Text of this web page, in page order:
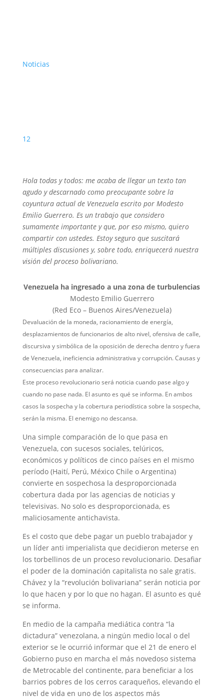
Noticias
12
Hola todas y todos: me acaba de llegar un texto tan
agudo y descarnado como preocupante sobre la
coyuntura actual de Venezuela escrito por Modesto
Emilio Guerrero. Es un trabajo que considero
sumamente importante y que, por eso mismo, quiero
compartir con ustedes. Estoy seguro que suscitará
múltiples discusiones y, sobre todo, enriquecerá nuestra
visión del proceso bolivariano.
Venezuela ha ingresado a una zona de turbulencias
Modesto Emilio Guerrero
(Red Eco – Buenos Aires/Venezuela)
Devaluación de la moneda, racionamiento de energía,
desplazamientos de funcionarios de alto nivel, ofensiva de calle,
discursiva y simbólica de la oposición de derecha dentro y fuera
de Venezuela, ineficiencia administrativa y corrupción. Causas y
consecuencias para analizar.
Este proceso revolucionario será noticia cuando pase algo y
cuando no pase nada. El asunto es qué se informa. En ambos
casos la sospecha y la cobertura periodística sobre la sospecha,
serán la misma. El enemigo no descansa.
Una simple comparación de lo que pasa en
Venezuela, con sucesos sociales, telúricos,
económicos y políticos de cinco países en el mismo
período (Haití, Perú, México Chile o Argentina)
convierte en sospechosa la desproporcionada
cobertura dada por las agencias de noticias y
televisivas. No solo es desproporcionada, es
maliciosamente antichavista.
Es el costo que debe pagar un pueblo trabajador y
un líder anti imperialista que decidieron meterse en
los torbellinos de un proceso revolucionario. Desafiar
el poder de la dominación capitalista no sale gratis.
Chávez y la “revolución bolivariana” serán noticia por
lo que hacen y por lo que no hagan. El asunto es qué
se informa.
En medio de la campaña mediática contra “la
dictadura” venezolana, a ningún medio local o del
exterior se le ocurrió informar que el 21 de enero el
Gobierno puso en marcha el más novedoso sistema
de Metrocable del continente, para beneficiar a los
barrios pobres de los cerros caraqueños, elevando el
nivel de vida en uno de los aspectos más